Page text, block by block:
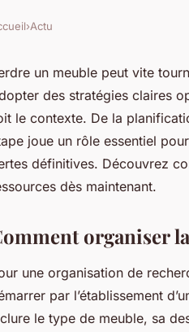
: 7
traquer
›Actu
un meuble peut vite
des stratégies claires
le contexte. De la
joue un rôle essentiel
définitives. Découvrez
dès maintenant.
organiser
une organisation de
par l’établissement
le type de meuble, sa